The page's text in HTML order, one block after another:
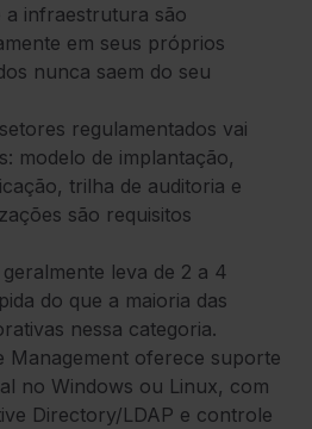
a infraestrutura são
em seus próprios
nunca saem do seu
regulamentados vai
modelo de implantação,
trilha de auditoria e
são requisitos
leva de 2 a 4
do que a maioria das
nessa categoria.
Management oferece suporte
no Windows ou Linux, com
Directory/LDAP e controle